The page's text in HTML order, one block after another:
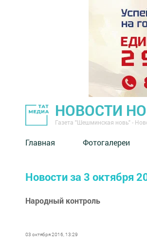
НОВОСТИ
Газета "Шешминская новь" -
Главная Фотогалереи
Новости за 3 октября
Народный контроль
03 октября 2016, 13:29